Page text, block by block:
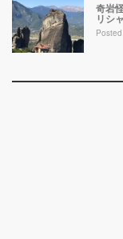
奇岩
リシ